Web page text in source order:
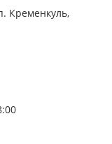
Кременкуль,